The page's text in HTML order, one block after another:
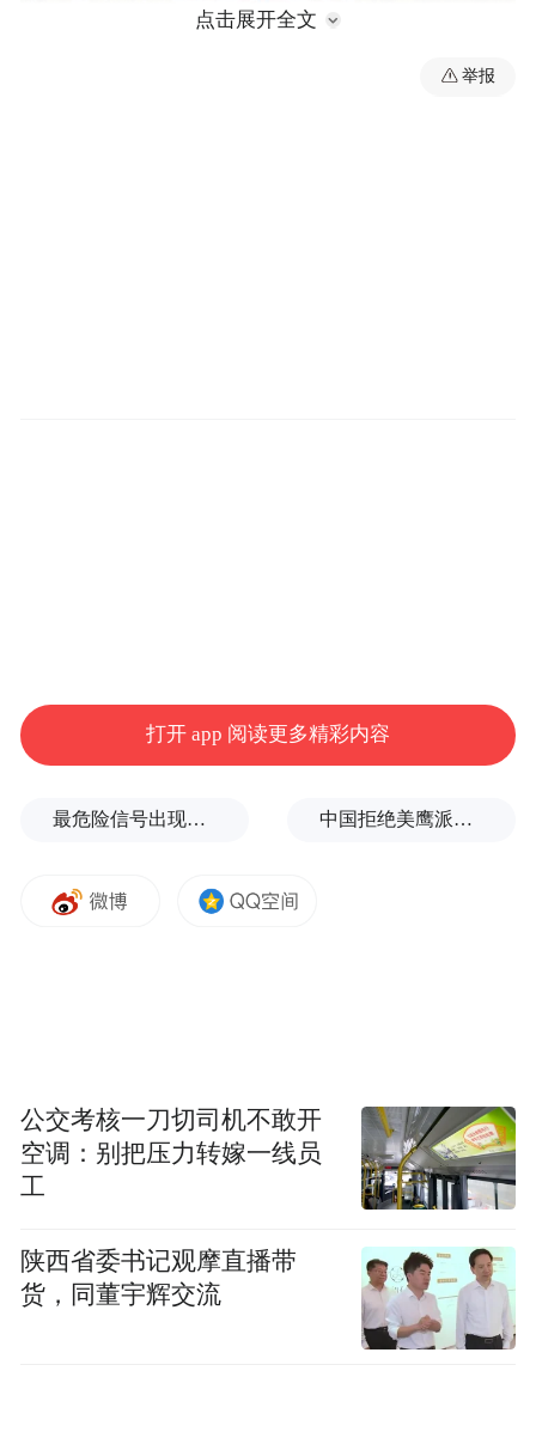
点击展开全文
举报
打开 app 阅读更多精彩内容
最危险信号出现！全球能源大动脉岌岌可危 中国拒绝美鹰派副防长访华？弦外之音被热议
公交考核一刀切司机不敢开
空调：别把压力转嫁一线员
工
陕西省委书记观摩直播带
货，同董宇辉交流